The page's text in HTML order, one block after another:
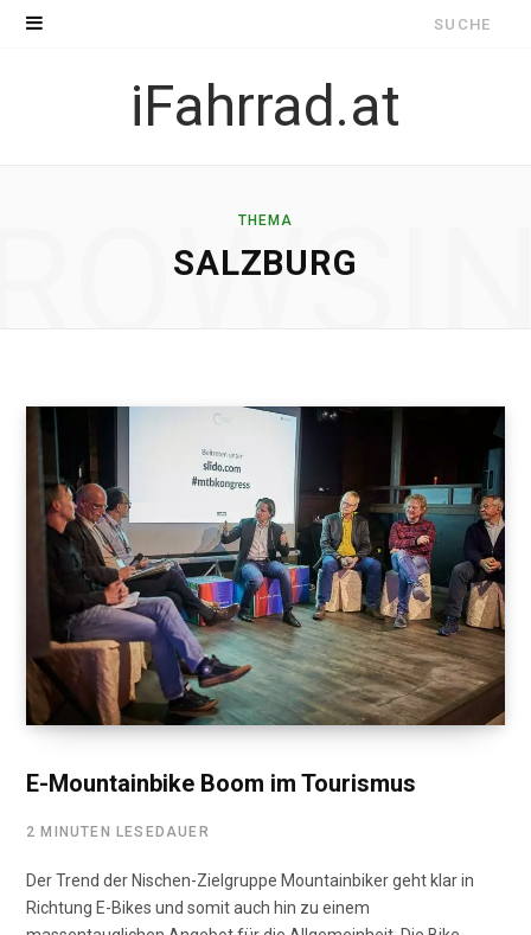
Suche
iFahrrad.at
THEMA
SALZBURG
E-Mountainbike Boom im Tourismus
2 MINUTEN LESEDAUER
Der Trend der Nischen-Zielgruppe Mountainbiker geht klar in
Richtung E-Bikes und somit auch hin zu einem